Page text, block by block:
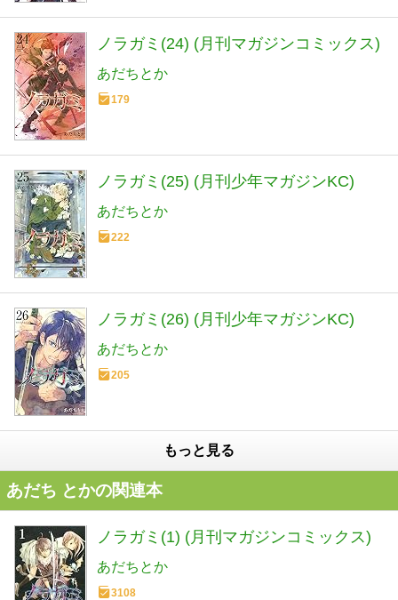
ノラガミ(24) (月刊マガジンコミックス)
あだちとか
179
ノラガミ(25) (月刊少年マガジンKC)
あだちとか
222
ノラガミ(26) (月刊少年マガジンKC)
あだちとか
205
もっと見る
あだち とかの関連本
ノラガミ(1) (月刊マガジンコミックス)
あだちとか
3108